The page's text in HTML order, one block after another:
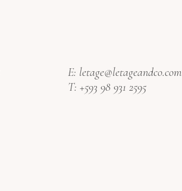
E: letage@letageandco.com
T:+593 98 931 2595